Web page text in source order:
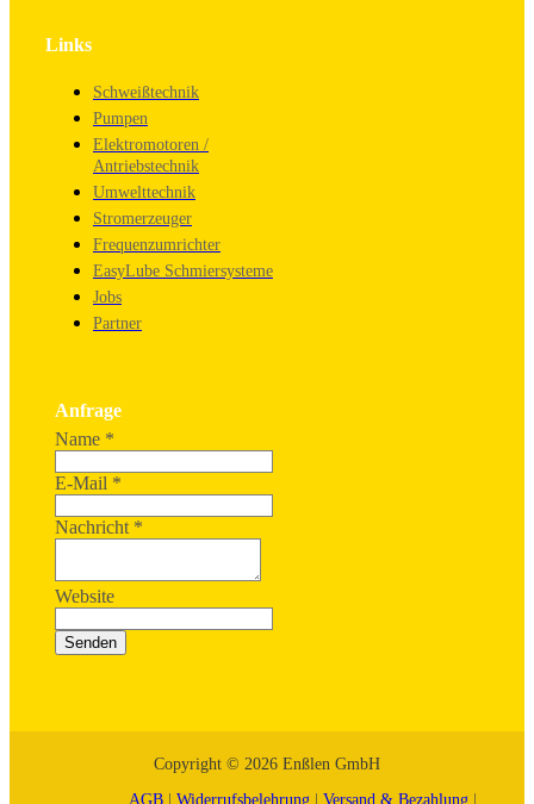
Links
Schweißtechnik
Pumpen
Elektromotoren /
Antriebstechnik
Umwelttechnik
Stromerzeuger
Frequenzumrichter
EasyLube Schmiersysteme
Jobs
Partner
Anfrage
Name *
E-Mail *
Nachricht *
Website
Senden
Copyright © 2026 Enßlen GmbH
AGB | Widerrufsbelehrung | Versand & Bezahlung |